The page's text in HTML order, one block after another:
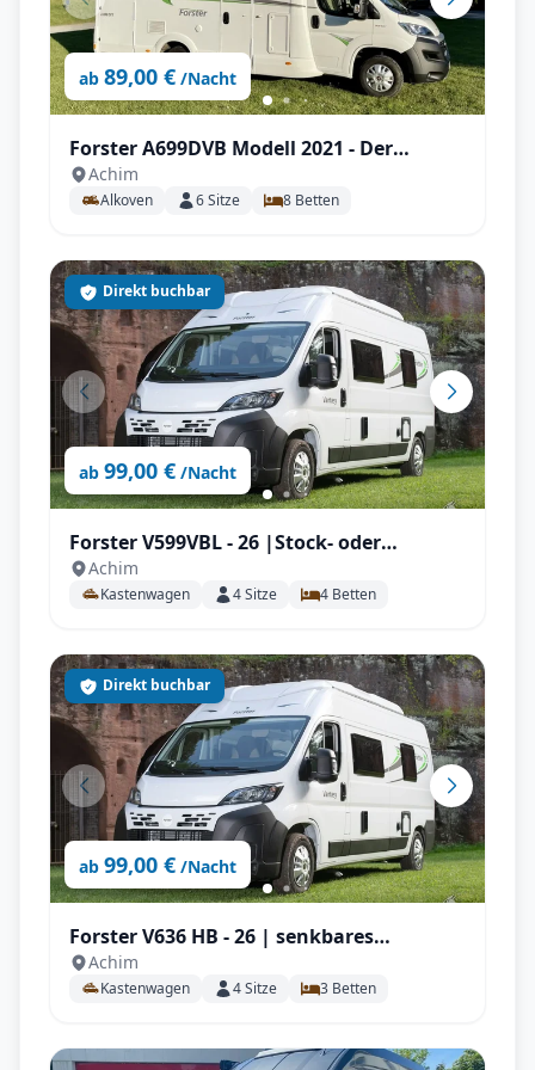
ab 89,00 € /Nacht
Forster A699DVB Modell 2021 - Der
Familienversteher
Achim
Alkoven 6Sitze 8 Betten
ab 99,00 € /Nacht
Direkt buchbar
Forster V599VBL - 26 |Stock- oder
Heckbett, Automatik, AHK, Solar uvm.
Achim
Kastenwagen 4Sitze 4 Betten
ab 99,00 € /Nacht
Direkt buchbar
Forster V636 HB - 26 | senkbares
Achim
Kastenwagen 4Sitze 3 Betten